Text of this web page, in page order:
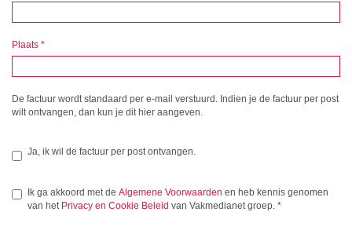
Plaats *
De factuur wordt standaard per e-mail verstuurd. Indien je de factuur per post
wilt ontvangen, dan kun je dit hier aangeven.
Ja, ik wil de factuur per post ontvangen.
Ik ga akkoord met de Algemene Voorwaarden en heb kennis genomen
van het Privacy en Cookie Beleid van Vakmedianet groep. *